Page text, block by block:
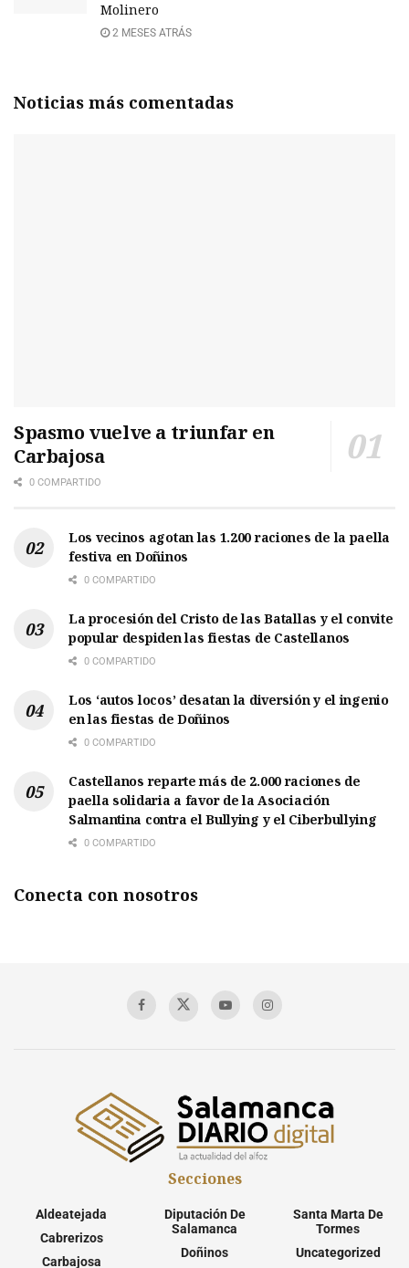
Molinero
2 MESES ATRÁS
Noticias más comentadas
Spasmo vuelve a triunfar en
Carbajosa
0 COMPARTIDO
Los vecinos agotan las 1.200 raciones de la paella
festiva en Doñinos
0 COMPARTIDO
La procesión del Cristo de las Batallas y el convite
popular despiden las fiestas de Castellanos
0 COMPARTIDO
Los ‘autos locos’ desatan la diversión y el ingenio
en las fiestas de Doñinos
0 COMPARTIDO
Castellanos reparte más de 2.000 raciones de
paella solidaria a favor de la Asociación
Salmantina contra el Bullying y el Ciberbullying
0 COMPARTIDO
Conecta con nosotros
Secciones
Aldeatejada
Cabrerizos
Carbajosa
Diputación De
Salamanca
Doñinos
Santa Marta De
Tormes
Uncategorized